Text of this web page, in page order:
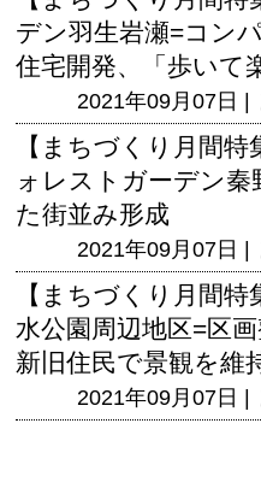
デン羽生岩瀬=コン
住宅開発、「歩いて
2021年09月07日 |
【まちづくり月間
ォレストガーデン秦
た街並み形成
2021年09月07日 |
【まちづくり月間
水公園周辺地区=区
新旧住民で景観を維
2021年09月07日 |